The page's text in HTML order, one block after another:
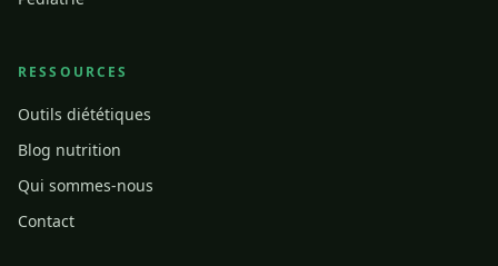
RESSOURCES
Outils diététiques
Blog nutrition
Qui sommes-nous
Contact